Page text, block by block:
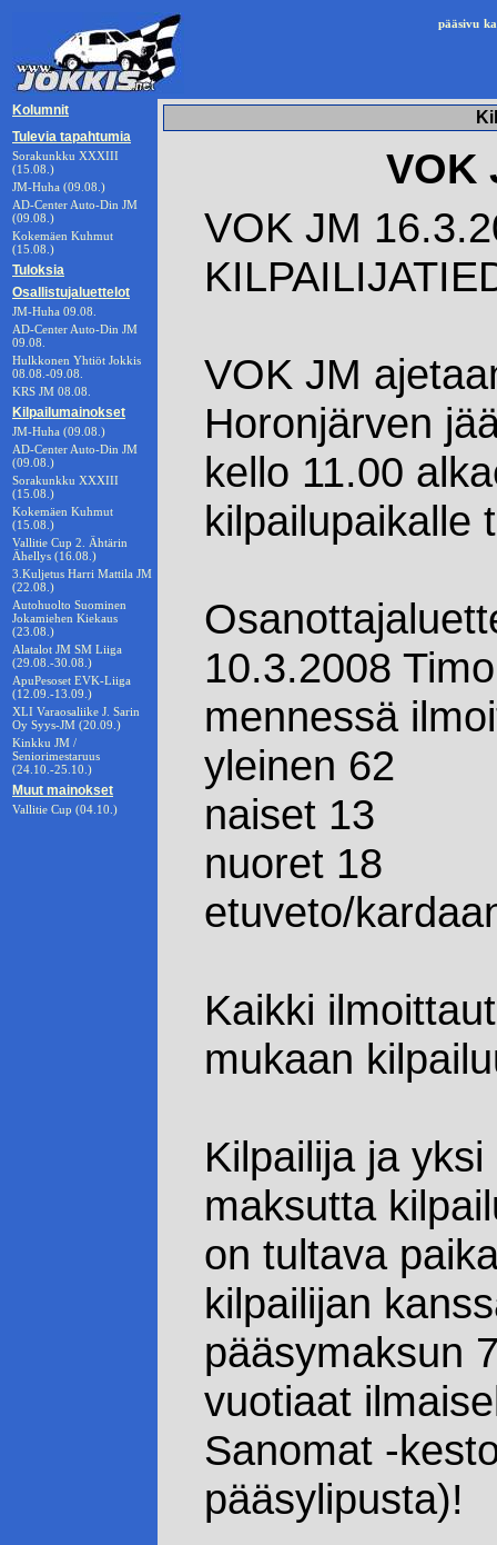
pääsivu
Kolumnit
Tulevia tapahtumia
Sorakunkku XXXIII
(15.08.)
JM-Huha (09.08.)
AD-Center Auto-Din JM
(09.08.)
Kokemäen Kuhmut
(15.08.)
Tuloksia
Osallistujaluettelot
JM-Huha 09.08.
AD-Center Auto-Din JM
09.08.
Hulkkonen Yhtiöt Jokkis
08.08.-09.08.
KRS JM 08.08.
Kilpailumainokset
JM-Huha (09.08.)
AD-Center Auto-Din JM
(09.08.)
Sorakunkku XXXIII
(15.08.)
Kokemäen Kuhmut
(15.08.)
Vallitie Cup 2. Ähtärin
Ähellys (16.08.)
3.Kuljetus Harri Mattila JM
(22.08.)
Autohuolto Suominen
Jokamiehen Kiekaus
(23.08.)
Alatalot JM SM Liiga
(29.08.-30.08.)
ApuPesoset EVK-Liiga
(12.09.-13.09.)
XLI Varaosaliike J. Sarin
Oy Syys-JM (20.09.)
Kinkku JM /
Seniorimestaruus
(24.10.-25.10.)
Muut mainokset
Vallitie Cup (04.10.)
VOK
VOK JM
VOK JM
Horonjärven
kello 11.00
kilpailupaikalle
10.3.2008
mennessä
yleinen 62
naiset 13
nuoret 18
etuveto/
Kaikki
mukaan
Kilpailija ja
maksutta
on tultava
kilpailijan
pääsymaksun
vuotiaat
Sanomat -
pääsylipusta)!